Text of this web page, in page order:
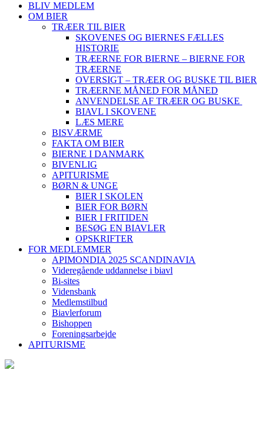
BLIV MEDLEM
OM BIER
TRÆER TIL BIER
SKOVENES OG BIERNES FÆLLES
HISTORIE
TRÆERNE FOR BIERNE – BIERNE FOR
TRÆERNE
OVERSIGT – TRÆER OG BUSKE TIL BIER
TRÆERNE MÅNED FOR MÅNED
ANVENDELSE AF TRÆER OG BUSKE
BIAVL I SKOVENE
LÆS MERE
BISVÆRME
FAKTA OM BIER
BIERNE I DANMARK
BIVENLIG
APITURISME
BØRN & UNGE
BIER I SKOLEN
BIER FOR BØRN
BIER I FRITIDEN
BESØG EN BIAVLER
OPSKRIFTER
FOR MEDLEMMER
APIMONDIA 2025 SCANDINAVIA
Videregående uddannelse i biavl
Bi-sites
Vidensbank
Medlemstilbud
Biavlerforum
Bishoppen
Foreningsarbejde
APITURISME